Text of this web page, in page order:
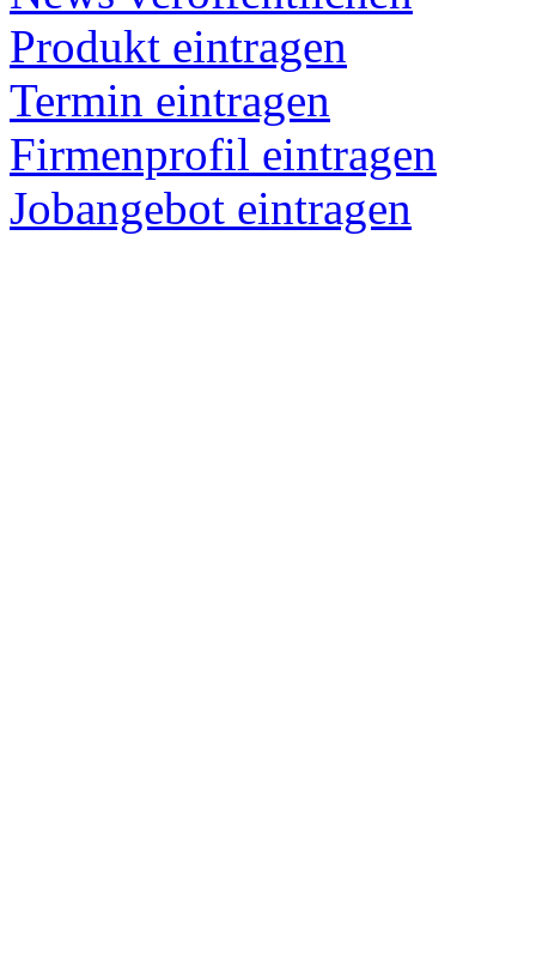
Produkt eintragen
Termin eintragen
Firmenprofil eintragen
Jobangebot eintragen